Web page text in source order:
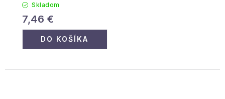
Skladom
7,46 €
DO KOŠÍKA